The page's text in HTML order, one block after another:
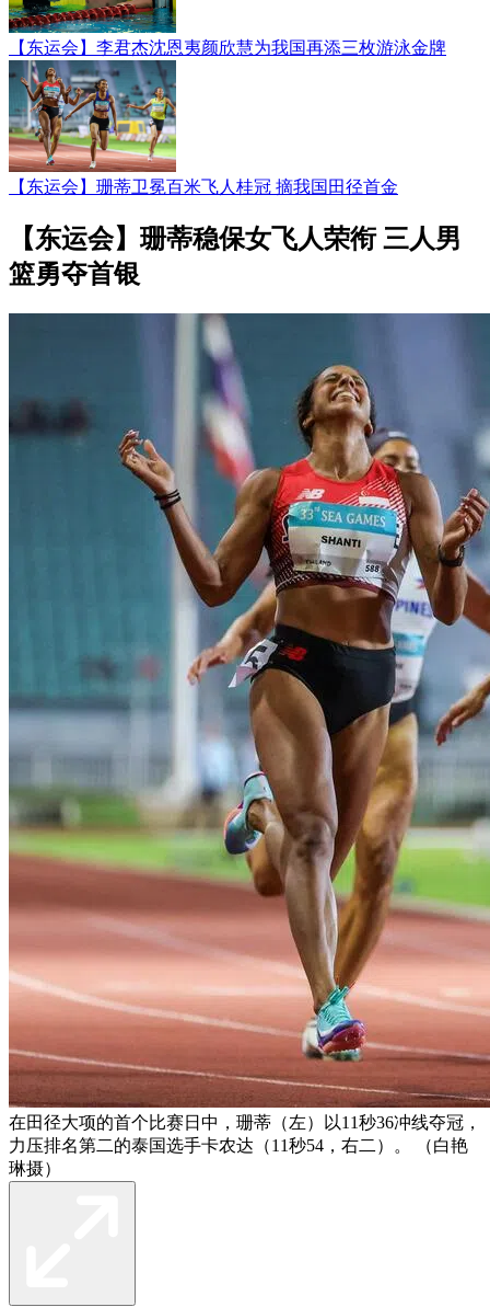
【东运会】李君杰沈恩夷颜欣慧为我国再添三枚游泳金牌
【东运会】珊蒂卫冕百米飞人桂冠 摘我国田径首金
【东运会】珊蒂稳保女飞人荣衔 三人男
篮勇夺首银
在田径大项的首个比赛日中，珊蒂（左）以11秒36冲线夺冠，
力压排名第二的泰国选手卡农达（11秒54，右二）。 （白艳
琳摄）